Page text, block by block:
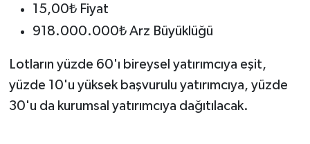
15,00₺ Fiyat
918.000.000₺ Arz Büyüklüğü
Lotların yüzde 60'ı bireysel yatırımcıya eşit,
yüzde 10'u yüksek başvurulu yatırımcıya, yüzde
30'u da kurumsal yatırımcıya dağıtılacak.